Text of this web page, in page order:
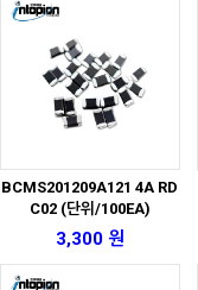
BCMS201209A121 4A RD
C02 (단위/100EA)
3,300 원